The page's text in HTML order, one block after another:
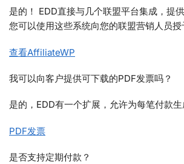
是的！ EDD直接与几个联盟平台集成，提
您可以使用这些系统向您的联盟营销人员授
查看AffiliateWP
我可以向客户提供可下载的PDF发票吗？
是的，EDD有一个扩展，允许为每笔付款生
PDF发票
是否支持定期付款？